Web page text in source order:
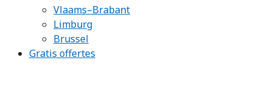
Vlaams–Brabant
Limburg
Brussel
Gratis offertes